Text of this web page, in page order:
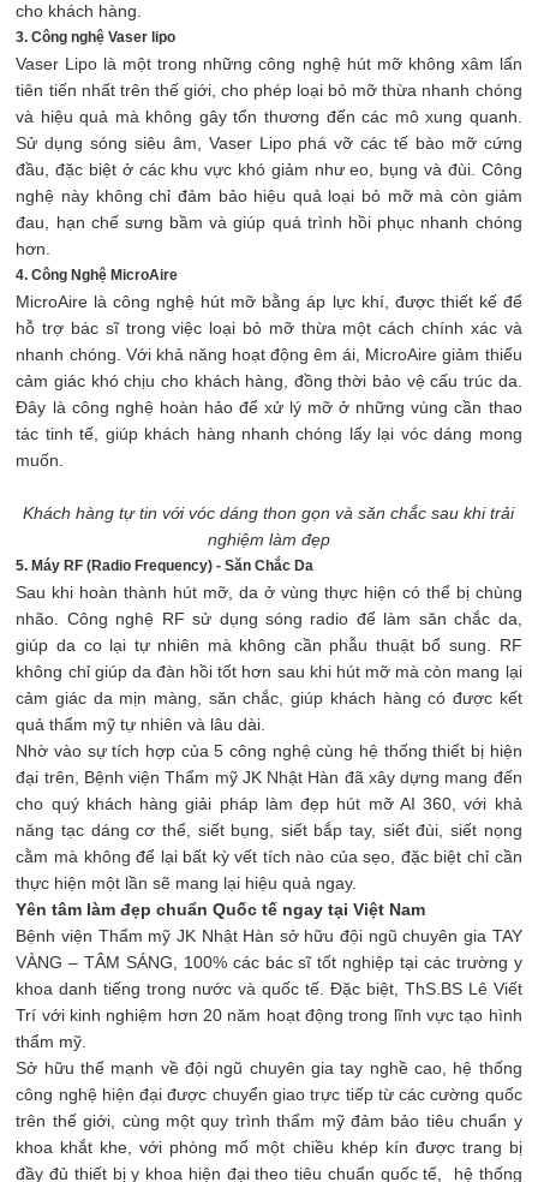
cho khách hàng.
3. Công nghệ Vaser lipo
Vaser Lipo là một trong những công nghệ hút mỡ không xâm lấn
tiên tiến nhất trên thế giới, cho phép loại bỏ mỡ thừa nhanh chóng
và hiệu quả mà không gây tổn thương đến các mô xung quanh.
Sử dụng sóng siêu âm, Vaser Lipo phá vỡ các tế bào mỡ cứng
đầu, đặc biệt ở các khu vực khó giảm như eo, bụng và đùi. Công
nghệ này không chỉ đảm bảo hiệu quả loại bỏ mỡ mà còn giảm
đau, hạn chế sưng bầm và giúp quá trình hồi phục nhanh chóng
hơn.
4. Công Nghệ MicroAire
MicroAire là công nghệ hút mỡ bằng áp lực khí, được thiết kế để
hỗ trợ bác sĩ trong việc loại bỏ mỡ thừa một cách chính xác và
nhanh chóng. Với khả năng hoạt động êm ái, MicroAire giảm thiểu
cảm giác khó chịu cho khách hàng, đồng thời bảo vệ cấu trúc da.
Đây là công nghệ hoàn hảo để xử lý mỡ ở những vùng cần thao
tác tinh tế, giúp khách hàng nhanh chóng lấy lại vóc dáng mong
muốn.
Khách hàng tự tin với vóc dáng thon gọn và săn chắc sau khi trải
nghiệm làm đẹp
5. Máy RF (Radio Frequency) - Săn Chắc Da
Sau khi hoàn thành hút mỡ, da ở vùng thực hiện có thể bị chùng
nhão. Công nghệ RF sử dụng sóng radio để làm săn chắc da,
giúp da co lại tự nhiên mà không cần phẫu thuật bổ sung. RF
không chỉ giúp da đàn hồi tốt hơn sau khi hút mỡ mà còn mang lại
cảm giác da mịn màng, săn chắc, giúp khách hàng có được kết
quả thẩm mỹ tự nhiên và lâu dài.
Nhờ vào sự tích hợp của 5 công nghệ cùng hệ thống thiết bị hiện
đại trên, Bệnh viện Thẩm mỹ JK Nhật Hàn đã xây dựng mang đến
cho quý khách hàng giải pháp làm đẹp hút mỡ AI 360, với khả
năng tạc dáng cơ thể, siết bụng, siết bắp tay, siết đùi, siết nọng
cằm mà không để lại bất kỳ vết tích nào của sẹo, đặc biệt chỉ cần
thực hiện một lần sẽ mang lại hiệu quả ngay.
Yên tâm làm đẹp chuẩn Quốc tế ngay tại Việt Nam
Bệnh viện Thẩm mỹ JK Nhật Hàn sở hữu đội ngũ chuyên gia TAY
VÀNG – TÂM SÁNG, 100% các bác sĩ tốt nghiệp tại các trường y
khoa danh tiếng trong nước và quốc tế. Đặc biệt, ThS.BS Lê Viết
Trí với kinh nghiệm hơn 20 năm hoạt động trong lĩnh vực tạo hình
thẩm mỹ.
Sở hữu thế mạnh về đội ngũ chuyên gia tay nghề cao, hệ thống
công nghệ hiện đại được chuyển giao trực tiếp từ các cường quốc
trên thế giới, cùng một quy trình thẩm mỹ đảm bảo tiêu chuẩn y
khoa khắt khe, với phòng mổ một chiều khép kín được trang bị
đầy đủ thiết bị y khoa hiện đại theo tiêu chuẩn quốc tế, hệ thống